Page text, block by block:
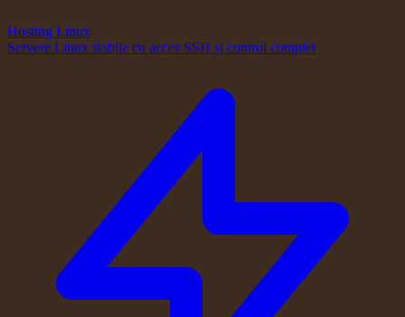
Hosting Linux
Servere Linux stabile cu acces SSH și control complet